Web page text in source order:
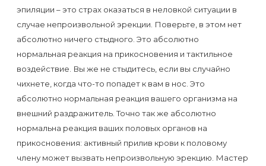
эпиляции – это страх оказаться в неловкой ситуации в
случае непроизвольной эрекции. Поверьте, в этом нет
абсолютно ничего стыдного. Это абсолютно
нормальная реакция на прикосновения и тактильное
воздействие. Вы же не стыдитесь, если вы случайно
чихнете, когда что-то попадет к вам в нос. Это
абсолютно нормальная реакция вашего организма на
внешний раздражитель. Точно так же абсолютно
нормальна реакция ваших половых органов на
прикосновения: активный прилив крови к половому
члену может вызвать непроизвольную эрекцию. Мастер